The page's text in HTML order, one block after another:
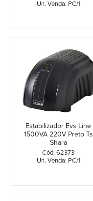
Un. Venda: PC/1
Estabilizador Evs Line
1500VA 220V Preto Ts
Shara
Cód. 62373
Un. Venda: PC/1